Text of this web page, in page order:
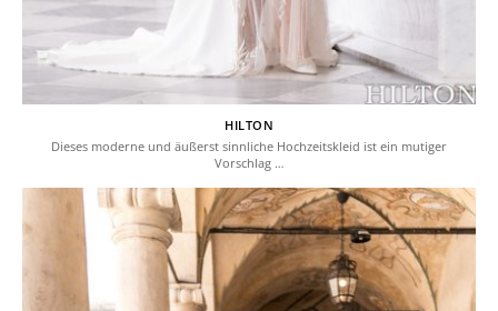
HILTON
Dieses moderne und äußerst sinnliche Hochzeitskleid ist ein mutiger
Vorschlag …